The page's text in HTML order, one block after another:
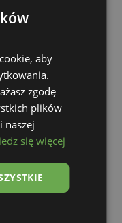
aby
zgodę
plików
naszej
się więcej